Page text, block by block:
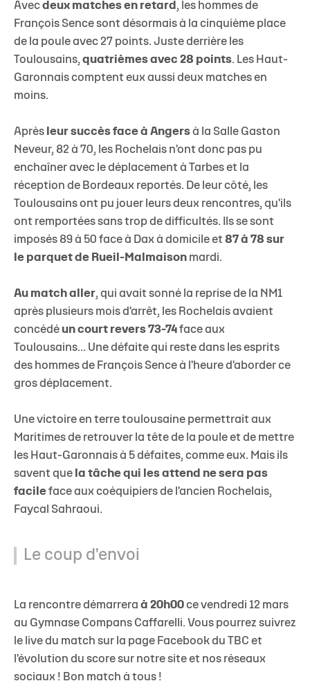
Avec deux matches en retard , les hommes de
François Sence sont désormais à la cinquième place
de la poule avec 27 points. Juste derrière les
Toulousains, quatrièmes avec 28 points. Les Haut-
Garonnais comptent eux aussi deux matches en
moins.
Après leur succès face à Angers à la Salle Gaston
Neveur, 82 à 70, les Rochelais n'ont donc pas pu
enchaîner avec le déplacement à Tarbes et la
réception de Bordeaux reportés. De leur côté, les
Toulousains ont pu jouer leurs deux rencontres, qu'ils
ont remportées sans trop de difficultés. Ils se sont
imposés 89 à 50 face à Dax à domicile et 87 à 78 sur
le parquet de Rueil-Malmaison mardi.
Au match aller, qui avait sonné la reprise de la NM1
après plusieurs mois d'arrêt, les Rochelais avaient
concédé un court revers 73-74 face aux
Toulousains... Une défaite qui reste dans les esprits
des hommes de François Sence à l'heure d'aborder ce
gros déplacement.
Une victoire en terre toulousaine permettrait aux
Maritimes de retrouver la tête de la poule et de mettre
les Haut-Garonnais à 5 défaites, comme eux. Mais ils
savent que la tâche qui les attend ne sera pas
facile face aux coéquipiers de l'ancien Rochelais,
Faycal Sahraoui.
Le coup d'envoi
La rencontre démarrera à 20h00 ce vendredi 12 mars
au Gymnase Compans Caffarelli. Vous pourrez suivrez
le live du match sur la page Facebook du TBC et
l'évolution du score sur notre site et nos réseaux
sociaux ! Bon match à tous !